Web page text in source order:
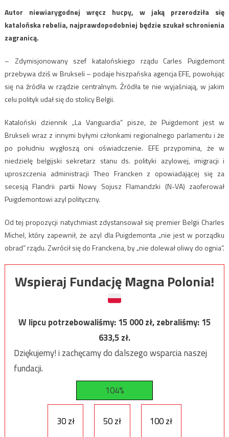
Autor niewiarygodnej wręcz hucpy, w jaką przerodziła się
katalońska rebelia, najprawdopodobniej będzie szukał schronienia
zagranicą.
– Zdymisjonowany szef katalońskiego rządu Carles Puigdemont
przebywa dziś w Brukseli – podaje hiszpańska agencja EFE, powołując
się na źródła w rządzie centralnym. Źródła te nie wyjaśniają, w jakim
celu polityk udał się do stolicy Belgii.
Kataloński dziennik „La Vanguardia” pisze, że Puigdemont jest w
Brukseli wraz z innymi byłymi członkami regionalnego parlamentu i że
po południu wygłoszą oni oświadczenie. EFE przypomina, że w
niedzielę belgijski sekretarz stanu ds. polityki azylowej, imigracji i
uproszczenia administracji Theo Francken z opowiadającej się za
secesją Flandrii partii Nowy Sojusz Flamandzki (N-VA) zaoferował
Puigdemontowi azyl polityczny.
Od tej propozycji natychmiast zdystansował się premier Belgii Charles
Michel, który zapewnił, że azyl dla Puigdemonta „nie jest w porządku
obrad” rządu. Zwrócił się do Franckena, by „nie dolewał oliwy do ognia”.
Wspieraj Fundację Magna Polonia!
W lipcu potrzebowaliśmy:15 000zł, zebraliśmy:15
633,5zł.
Dziękujemy! i zachęcamy do dalszego wsparcia naszej
fundacji.
104%
30 zł 50 zł 100 zł